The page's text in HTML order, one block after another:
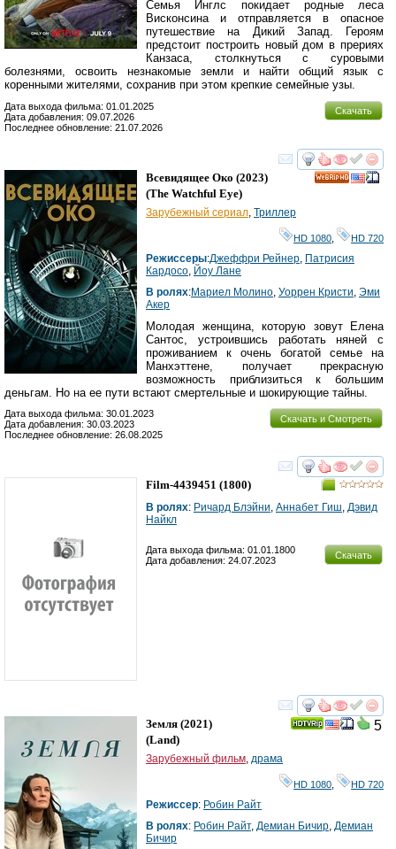
Семья Инглс покидает родные леса
Висконсина и отправляется в опасное
путешествие на Дикий Запад. Героям
предстоит построить новый дом в прериях
Канзаса, столкнуться с суровыми
болезнями, освоить незнакомые земли и найти общий язык с
коренными жителями, сохранив при этом крепкие семейные узы.
Скачать
Дата выхода фильма: 01.01.2025
Дата добавления: 09.07.2026
Последнее обновление: 21.07.2026
смотреть
Всевидящее Око (2023)
(The Watchful Eye)
Зарубежный сериал Триллер
HD 1080 HD 720
Режиссеры:Джеффри Рейнер Патрисия
Кардосо Йоy Лане
В ролях:Мариел Молино Уоррен Кристи Эми
Акер
Молодая женщина, которую зовут Елена
Сантос, устроившись работать няней с
проживанием к очень богатой семье на
Манхэттене, получает прекрасную
возможность приблизиться к большим
деньгам. Но на ее пути встают смертельные и шокирующие тайны.
Скачать и Смотреть
Дата выхода фильма: 30.01.2023
Дата добавления: 30.03.2023
Последнее обновление: 26.08.2025
смотреть
Film-4439451 (1800)
В ролях: Ричард Блэйни, Аннабет Гиш, Дэвид
Найкл
Скачать
Дата выхода фильма: 01.01.1800
Дата добавления: 24.07.2023
смотреть
5
Земля (2021)
(Land)
Зарубежный фильм, драма
HD 1080 HD 720
Режиссер: Робин Райт
В ролях: Робин Райт, Демиан Бичир, Демиан
Бичир